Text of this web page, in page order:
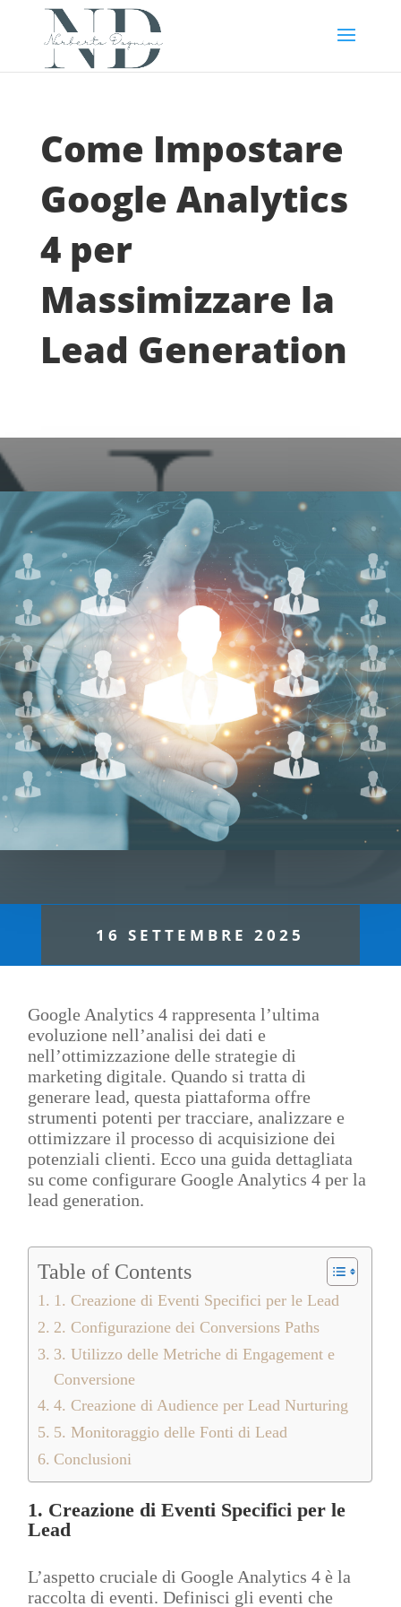
Come Impostare
Google Analytics
4 per
Massimizzare la
Lead Generation
16 SETTEMBRE 2025
Google Analytics 4 rappresenta l’ultima
evoluzione nell’analisi dei dati e
nell’ottimizzazione delle strategie di
marketing digitale. Quando si tratta di
generare lead, questa piattaforma offre
strumenti potenti per tracciare, analizzare e
ottimizzare il processo di acquisizione dei
potenziali clienti. Ecco una guida dettagliata
su come configurare Google Analytics 4 per la
lead generation.
Table of Contents
1. Creazione di Eventi Specifici per le Lead
2. Configurazione dei Conversions Paths
3. Utilizzo delle Metriche di Engagement e
Conversione
4. Creazione di Audience per Lead Nurturing
5. Monitoraggio delle Fonti di Lead
Conclusioni
1. Creazione di Eventi Specifici per le
Lead
L’aspetto cruciale di Google Analytics 4 è la
raccolta di eventi. Definisci gli eventi che